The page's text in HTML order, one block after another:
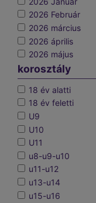
2026 Február
2026 március
2026 április
2026 május
korosztály
18 év alatti
18 év feletti
U9
U10
U11
u8-u9-u10
u11-u12
u13-u14
u15-u16